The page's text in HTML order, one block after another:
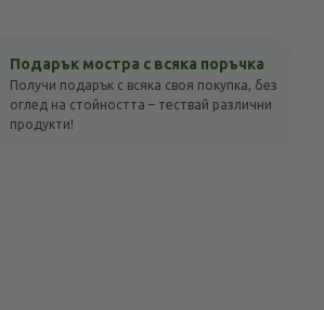
Подарък мостра с всяка поръчка
Получи подарък с всяка своя покупка, без
оглед на стойността – тествай различни
продукти!